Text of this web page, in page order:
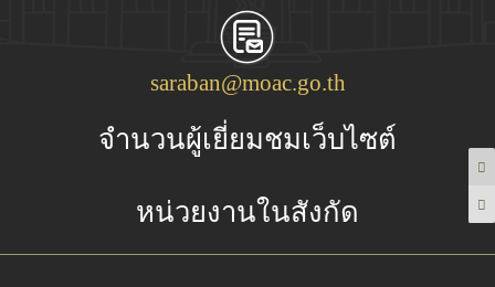
saraban@moac.go.th
จำนวนผู้เยี่ยมชมเว็บไซต์
หน่วยงานในสังกัด